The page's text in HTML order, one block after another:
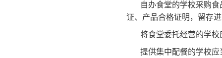
自办食堂的学校采购
证、产品合格证明，留存
将食堂委托经营的学
提供集中配餐的学校